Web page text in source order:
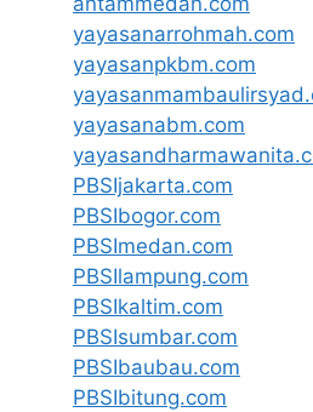
yayasanarrohmah.com
yayasanpkbm.com
yayasanabm.com
PBSIjakarta.com
PBSIbogor.com
PBSImedan.com
PBSIlampung.com
PBSIkaltim.com
PBSIsumbar.com
PBSIbaubau.com
PBSIbitung.com